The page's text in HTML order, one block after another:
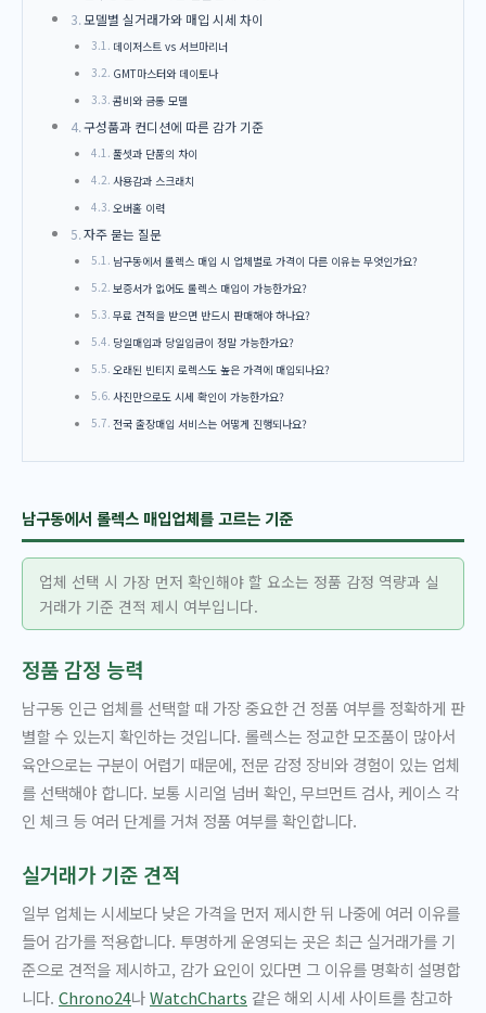
모델별 실거래가와 매입 시세 차이
데이저스트 vs 서브마리너
GMT마스터와 데이토나
콤비와 금통 모델
구성품과 컨디션에 따른 감가 기준
풀셋과 단품의 차이
사용감과 스크래치
오버홀 이력
자주 묻는 질문
남구동에서 롤렉스 매입 시 업체별로 가격이 다른 이유는 무엇인가요?
보증서가 없어도 롤렉스 매입이 가능한가요?
무료 견적을 받으면 반드시 판매해야 하나요?
당일매입과 당일입금이 정말 가능한가요?
오래된 빈티지 로렉스도 높은 가격에 매입되나요?
사진만으로도 시세 확인이 가능한가요?
전국 출장매입 서비스는 어떻게 진행되나요?
남구동에서 롤렉스 매입업체를 고르는 기준
업체 선택 시 가장 먼저 확인해야 할 요소는 정품 감정 역량과 실
거래가 기준 견적 제시 여부입니다.
정품 감정 능력
남구동 인근 업체를 선택할 때 가장 중요한 건 정품 여부를 정확하게 판
별할 수 있는지 확인하는 것입니다. 롤렉스는 정교한 모조품이 많아서
육안으로는 구분이 어렵기 때문에, 전문 감정 장비와 경험이 있는 업체
를 선택해야 합니다. 보통 시리얼 넘버 확인, 무브먼트 검사, 케이스 각
인 체크 등 여러 단계를 거쳐 정품 여부를 확인합니다.
실거래가 기준 견적
일부 업체는 시세보다 낮은 가격을 먼저 제시한 뒤 나중에 여러 이유를
들어 감가를 적용합니다. 투명하게 운영되는 곳은 최근 실거래가를 기
준으로 견적을 제시하고, 감가 요인이 있다면 그 이유를 명확히 설명합
니다. Chrono24나WatchCharts 같은 해외 시세 사이트를 참고하